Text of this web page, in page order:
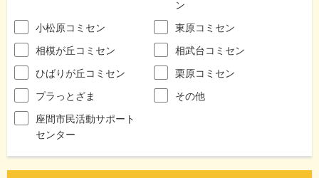
ン
小松原コミセン
東原コミセン
相模が丘コミセン
相武台コミセン
ひばりが丘コミセン
栗原コミセン
プラっとざま
その他
座間市民活動サポート
センター